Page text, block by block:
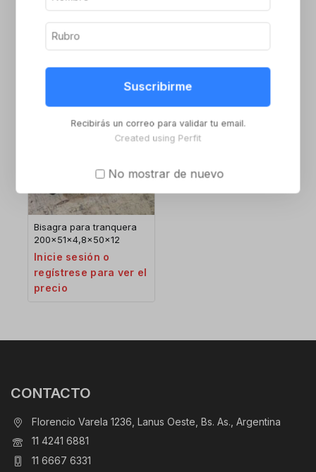
Inicie sesión o
precio
precio
Bisagra para tranquera
200x51x4,8x50x12
Inicie sesión o
regístrese para ver el
precio
CONTACTO
Florencio Varela 1236, Lanus Oeste, Bs. As., Argentina
11 4241 6881
11 6667 6331
Suscribirme
Recibirás un correo para validar tu email.
Created using Perfit
No mostrar de nuevo